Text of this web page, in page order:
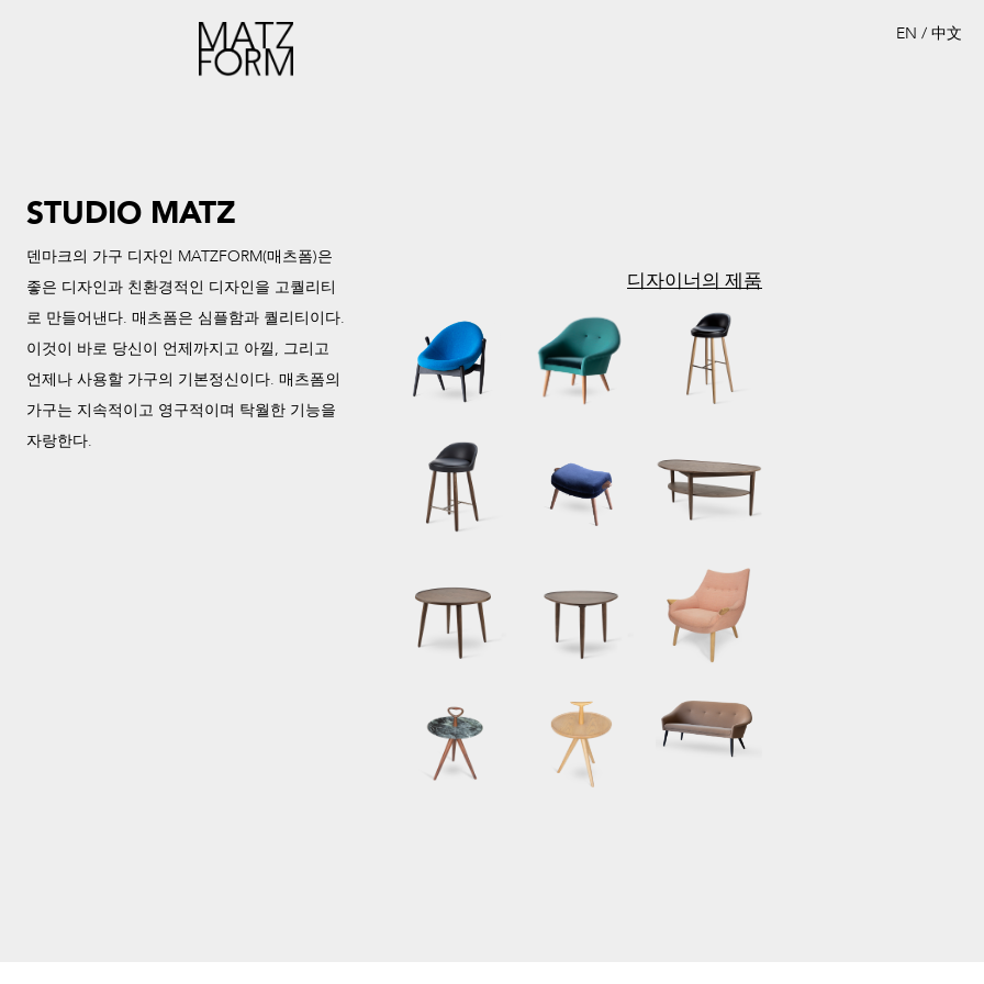
EN / 中文
STUDIO MATZ
덴마크의 가구 디자인 MATZFORM(매츠폼)은
좋은 디자인과 친환경적인 디자인을 고퀄리티
로 만들어낸다. 매츠폼은 심플함과 퀄리티이다.
이것이 바로 당신이 언제까지고 아낄, 그리고
언제나 사용할 가구의 기본정신이다. 매츠폼의
가구는 지속적이고 영구적이며 탁월한 기능을
자랑한다.
디자이너의 제품